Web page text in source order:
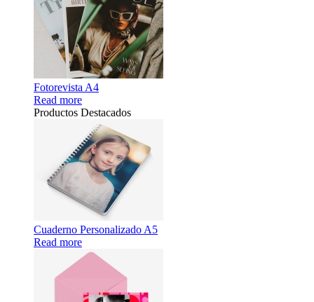
Fotorevista A4
Read more
Productos Destacados
Cuaderno Personalizado A5
Read more